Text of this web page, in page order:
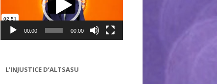
00:00 00:00
L’INJUSTICE D’ALTSASU